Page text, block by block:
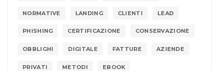
NORMATIVE LANDING CLIENTI LEAD
PHISHING CERTIFICAZIONE CONSERVAZIONE
OBBLIGHI DIGITALE FATTURE AZIENDE
PRIVATI METODI EBOOK